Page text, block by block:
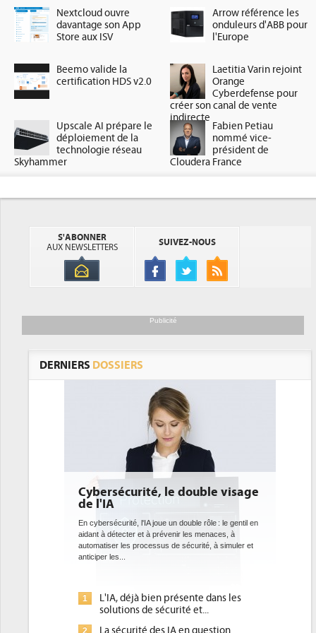
Nextcloud ouvre
davantage son App
Store aux ISV
Arrow référence les
onduleurs d'ABB pour
l'Europe
Beemo valide la
certification HDS v2.0
Laetitia Varin rejoint
Orange
Cyberdefense pour
créer son canal de vente
indirecte
Upscale AI prépare le
déploiement de la
technologie réseau
Skyhammer
Fabien Petiau
nommé vice-
président de
Cloudera France
S'ABONNER
AUX NEWSLETTERS
SUIVEZ-NOUS
Publicité
DERNIERS DOSSIERS
le double visage
joue un double rôle : le gentil en
prévenir les menaces, à
de sécurité, à simuler et
présente dans les
des IA en question
DEE: l'efficacité énergétique
bientôt une obligation pour
datacenters
Des datacenters plus durables et plus efficaces,
ce que recherchent les pouvoirs publics
1
Qu'est-ce que la DEE (directive
d'efficacité énergétique) ?
2
DEE, une pression administrative